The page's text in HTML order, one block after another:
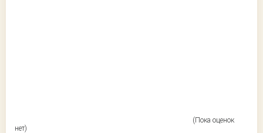
(Пока оценок
нет)